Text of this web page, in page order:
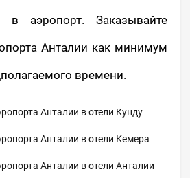
аэропорт. Заказывайте
Анталии как минимум
времени.
Анталии в отели Кунду
Анталии в отели Кемера
Анталии в отели Анталии